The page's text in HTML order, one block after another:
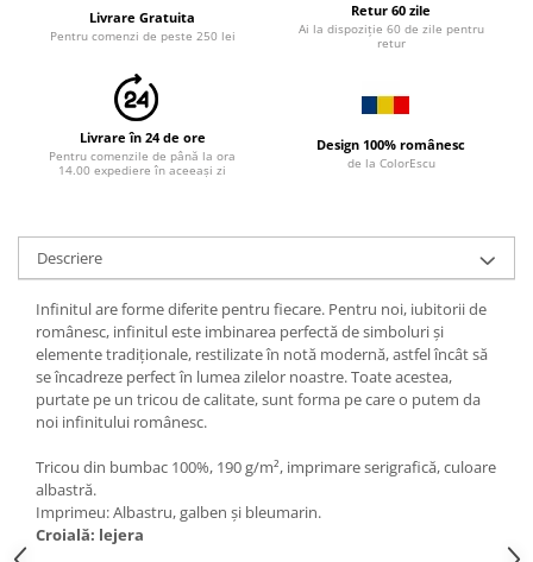
Livrare Gratuita
Pentru comenzi de peste 250 lei
Retur 60 zile
Ai la dispoziție 60 de zile pentru
retur
Livrare în 24 de ore
Pentru comenzile de până la ora
14.00 expediere în aceeași zi
Design 100% românesc
de la ColorEscu
Descriere
Infinitul are forme diferite pentru fiecare. Pentru noi, iubitorii de
românesc, infinitul este imbinarea perfectă de simboluri și
elemente tradiționale, restilizate în notă modernă, astfel încât să
se încadreze perfect în lumea zilelor noastre. Toate acestea,
purtate pe un tricou de calitate, sunt forma pe care o putem da
noi infinitului românesc.
Tricou din bumbac 100%, 190 g/m², imprimare serigrafică, culoare
albastră.
Imprimeu: Albastru, galben și bleumarin.
Croială: lejera